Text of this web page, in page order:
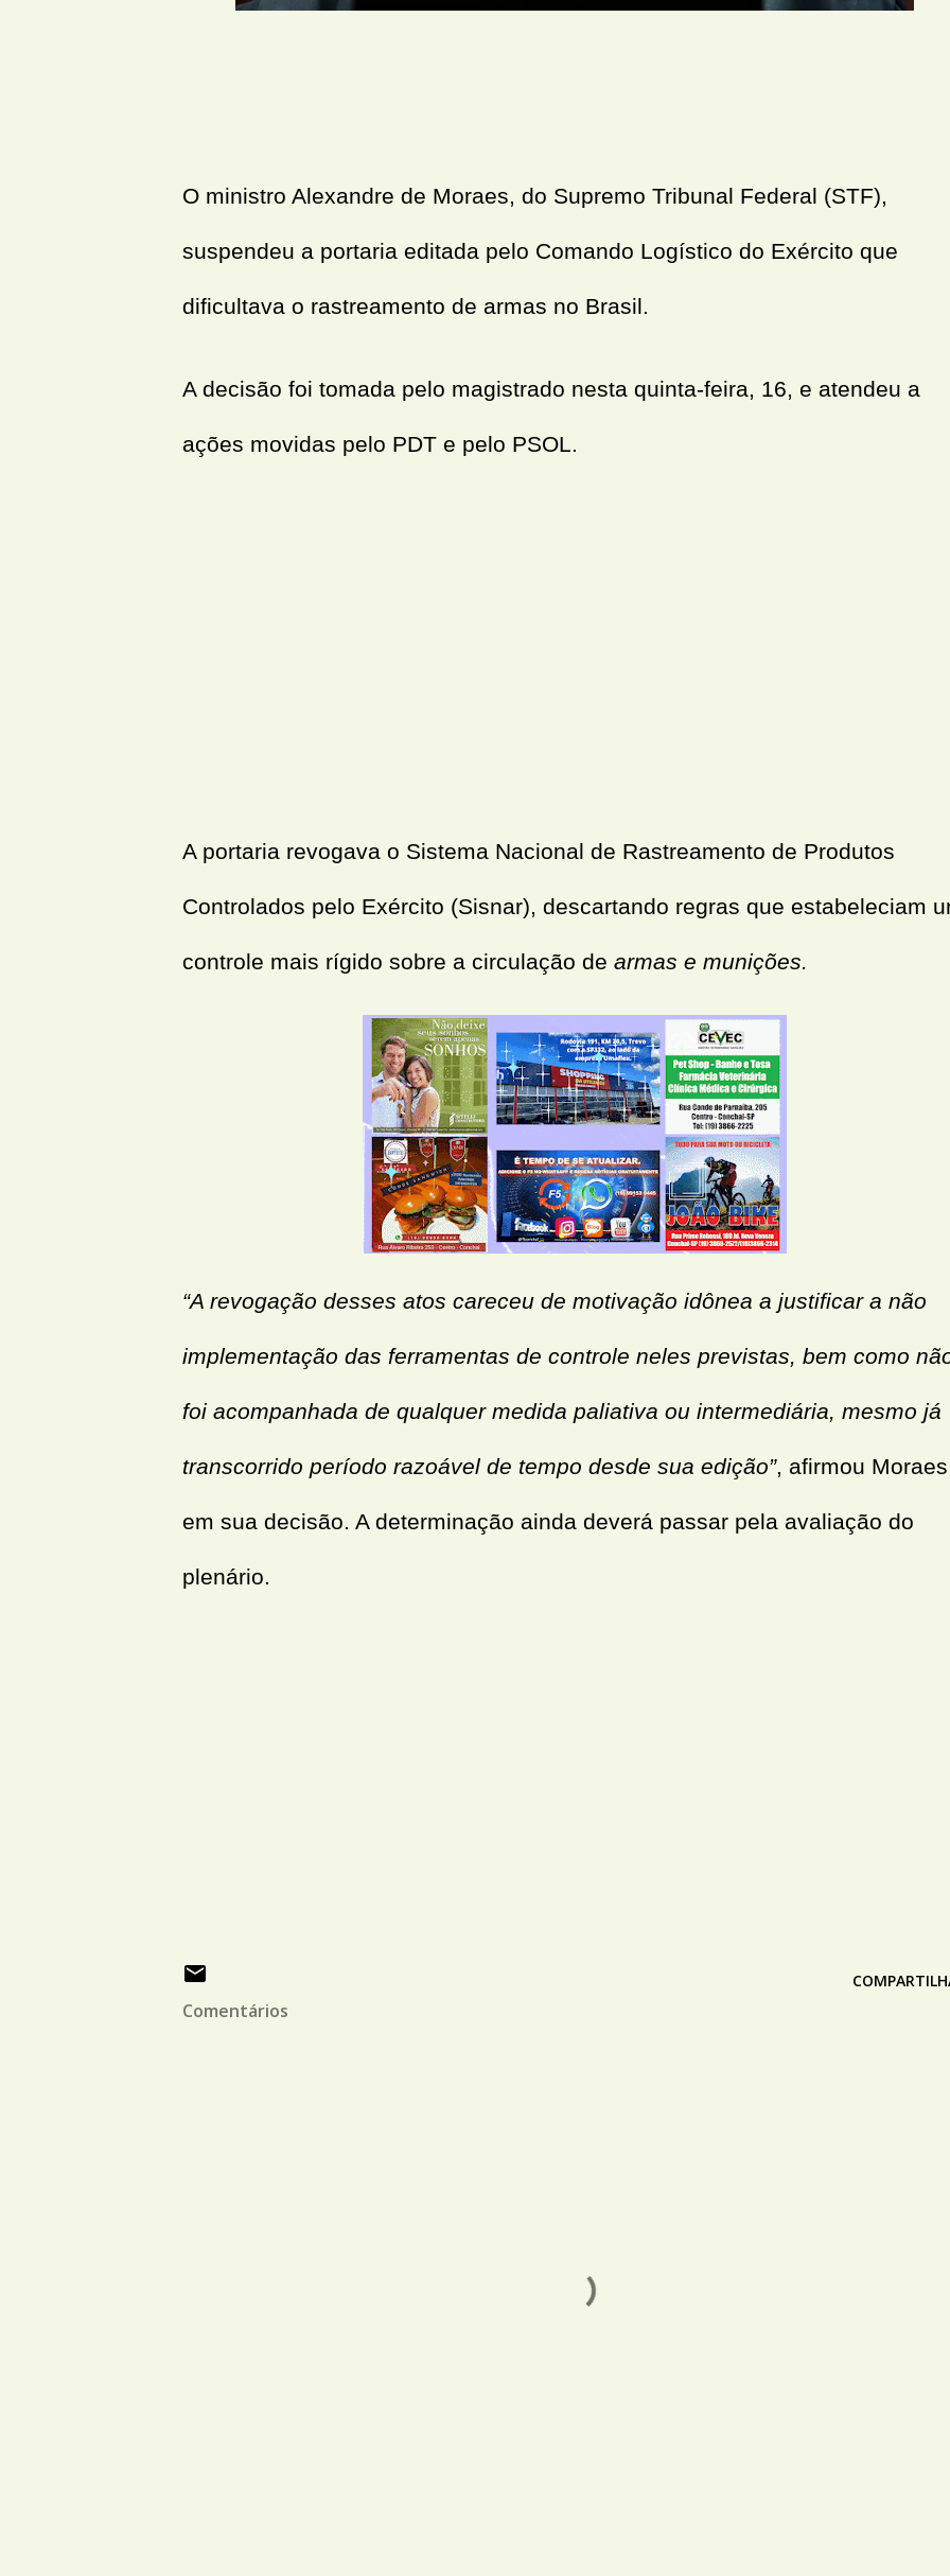
O ministro Alexandre de Moraes, do Supremo Tribunal Federal (STF),
suspendeu a portaria editada pelo Comando Logístico do Exército que
dificultava o rastreamento de armas no Brasil.
A decisão foi tomada pelo magistrado nesta quinta-feira, 16, e atendeu a
ações movidas pelo PDT e pelo PSOL.
A portaria revogava o Sistema Nacional de Rastreamento de Produtos
Controlados pelo Exército (Sisnar), descartando regras que estabeleciam
controle mais rígido sobre a circulação de armas e munições.
“A revogação desses atos careceu de motivação idônea a justificar a não
implementação das ferramentas de controle neles previstas, bem como
foi acompanhada de qualquer medida paliativa ou intermediária, mesmo já
transcorrido período razoável de tempo desde sua edição”, afirmou Moraes
em sua decisão. A determinação ainda deverá passar pela avaliação do
plenário.
Comentários